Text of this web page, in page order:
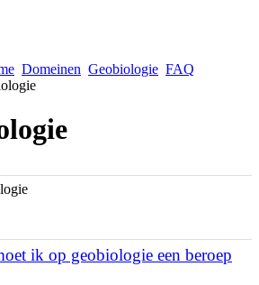
Domeinen Geobiologie FAQ
ik op geobiologie een beroep